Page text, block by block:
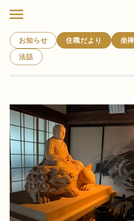
お知らせ 住職だより 坐
法話